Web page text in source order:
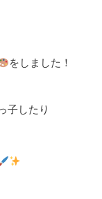
をしました！
子したり